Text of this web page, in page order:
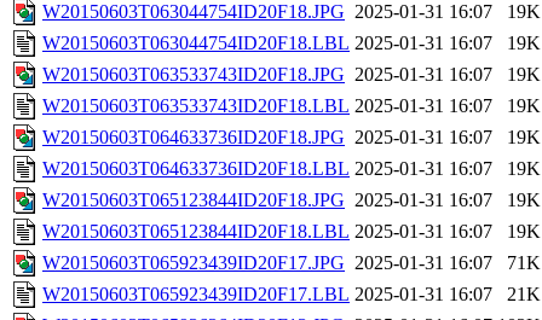
W20150603T063044754ID20F18.JPG 2025-01-31 16:07
19K
W20150603T063044754ID20F18.LBL 2025-01-31 16:07
19K
W20150603T063533743ID20F18.JPG 2025-01-31 16:07
19K
W20150603T063533743ID20F18.LBL 2025-01-31 16:07
19K
W20150603T064633736ID20F18.JPG 2025-01-31 16:07
19K
W20150603T064633736ID20F18.LBL 2025-01-31 16:07
19K
W20150603T065123844ID20F18.JPG 2025-01-31 16:07
19K
W20150603T065123844ID20F18.LBL 2025-01-31 16:07
19K
W20150603T065923439ID20F17.JPG 2025-01-31 16:07
71K
W20150603T065923439ID20F17.LBL 2025-01-31 16:07
21K